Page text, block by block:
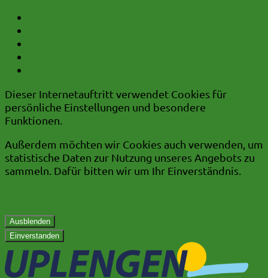
Dieser Internetauftritt verwendet Cookies für
persönliche Einstellungen und besondere
Funktionen.
Außerdem möchten wir Cookies auch verwenden, um
statistische Daten zur Nutzung unseres Angebots zu
sammeln. Dafür bitten wir um Ihr Einverständnis.
Ausblenden
Einverstanden